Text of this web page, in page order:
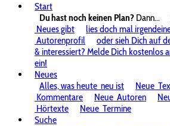
Start
Du hast noch keinen Plan? Dann...
Neues gibt
lies doch mal
Autorenprofil
oder sieh Dich auf
& interessiert? Melde Dich kostenlos
ein!
Neues
Alles, was heute neu ist Neue
Kommentare
Neue Autoren
Hörtexte
Neue Termine
Suche